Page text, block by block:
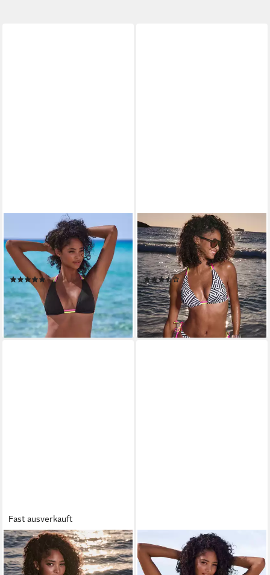
Triangel-Bikini-Top Pop, Mit
kontrastfarbigen
Doppelträgern
(1)
ab 29,99 €
lieferbar - in 3-5 Werktagen bei dir
BUFFALO
Triangel-Bikini-Top Gioletta,
mit modischen
Kontrastträgern
(4)
ab 29,99 €
lieferbar - in 1-2 Werktagen bei dir
Fast ausverkauft
BUFFALO
Bügel-Bikini-Top Gioletta, mit
modischen Kontrastträgern
BUFFALO
Bügel-Bandeau-Bikini-Top Pop,
Mit kontrastfarbigen Trägern